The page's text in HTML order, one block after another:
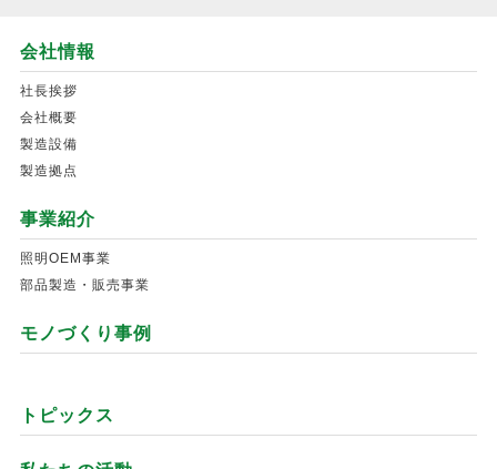
会社情報
社長挨拶
会社概要
製造設備
製造拠点
事業紹介
照明OEM事業
部品製造・販売事業
モノづくり事例
トピックス